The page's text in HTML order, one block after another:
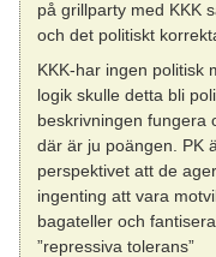
på grillparty med KKK
och det politiskt
KKK-har ingen politisk
logik skulle detta bli
beskrivningen fungera
där är ju poängen. PK
perspektivet att de
ingenting att vara
bagateller och
”repressiva tolerans”